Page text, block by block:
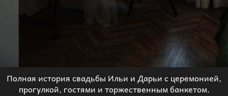
Полная история свадьбы Ильи и Дарьи с церемонией,
прогулкой, гостями и торжественным банкетом.